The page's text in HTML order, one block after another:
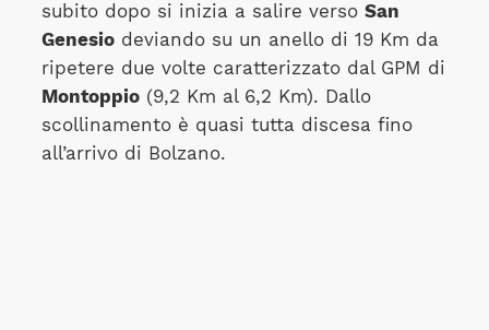
subito dopo si inizia a salire verso San
Genesiodeviando su un anello di 19 Km da
ripetere due volte caratterizzato dal GPM di
Montoppio(9,2 Km al 6,2 Km). Dallo
scollinamento è quasi tutta discesa fino
all’arrivo di Bolzano.